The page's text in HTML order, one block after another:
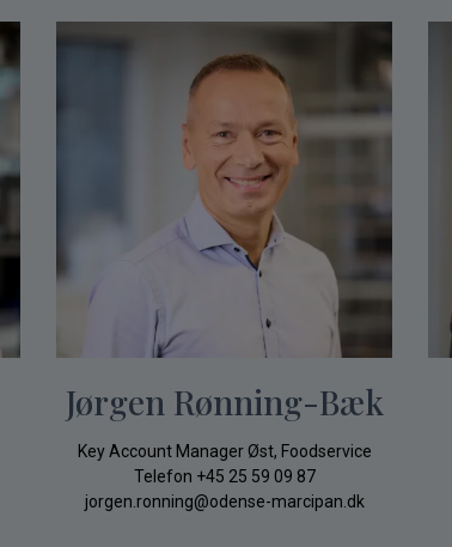
Jørgen Rønning-Bæk
Key Account Manager Øst, Foodservice
Telefon +45 25 59 09 87
jorgen.ronning@odense-marcipan.dk